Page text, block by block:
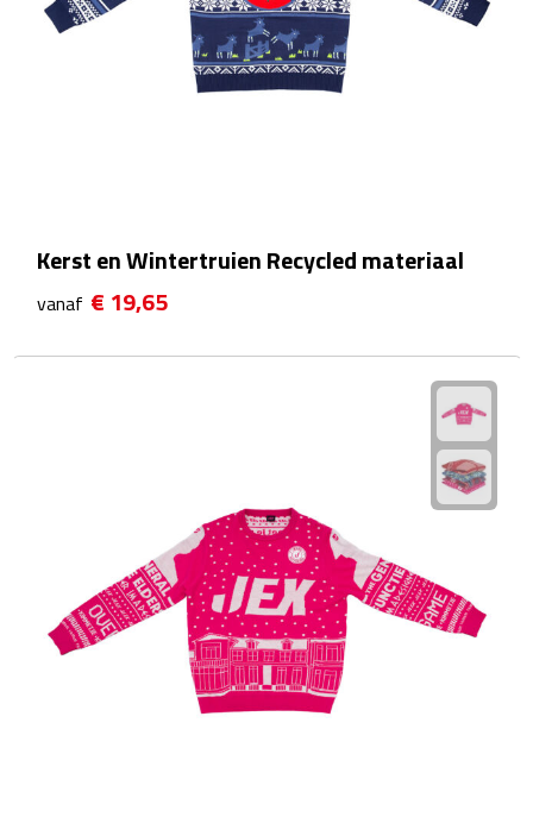
Rijbewijs- & kentekenhoezen
Fiets telefoonhouders
Fietspompen
Fietssloten
Kerst en Wintertruien Recycled materiaal
vanaf € 19,65